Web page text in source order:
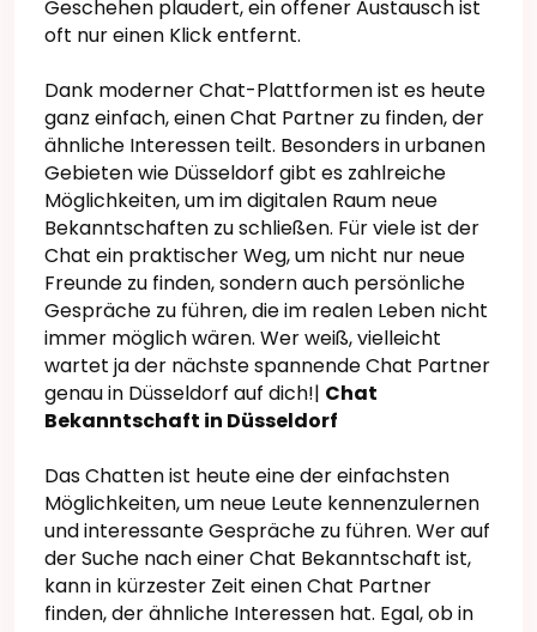
Geschehen plaudert, ein offener Austausch ist
oft nur einen Klick entfernt.
Dank moderner Chat-Plattformen ist es heute
ganz einfach, einen Chat Partner zu finden, der
ähnliche Interessen teilt. Besonders in urbanen
Gebieten wie Düsseldorf gibt es zahlreiche
Möglichkeiten, um im digitalen Raum neue
Bekanntschaften zu schließen. Für viele ist der
Chat ein praktischer Weg, um nicht nur neue
Freunde zu finden, sondern auch persönliche
Gespräche zu führen, die im realen Leben nicht
immer möglich wären. Wer weiß, vielleicht
wartet ja der nächste spannende Chat Partner
genau in Düsseldorf auf dich!| Chat
Bekanntschaft in Düsseldorf
Das Chatten ist heute eine der einfachsten
Möglichkeiten, um neue Leute kennenzulernen
und interessante Gespräche zu führen. Wer auf
der Suche nach einer Chat Bekanntschaft ist,
kann in kürzester Zeit einen Chat Partner
finden, der ähnliche Interessen hat. Egal, ob in